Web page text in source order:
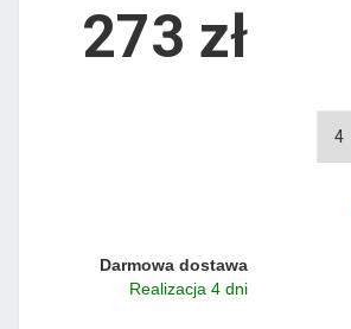
273 zł
Darmowa dostawa
Realizacja 4 dni